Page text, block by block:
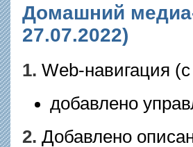
Домашний медиа-
27.07.2022)
1. Web-навигация
добавлено
2. Добавлено